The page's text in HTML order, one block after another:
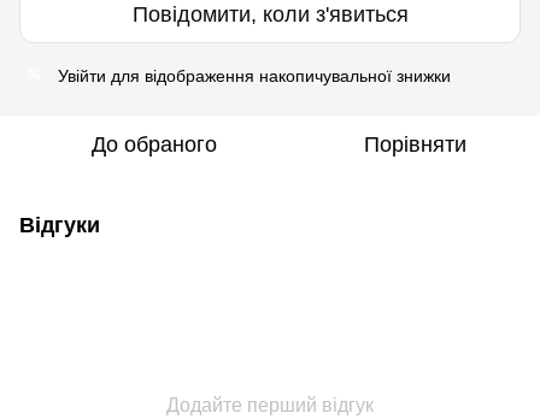
Повідомити, коли з'явиться
Увійти для відображення накопичувальної знижки
До обраного Порівняти
Відгуки
Додайте перший відгук